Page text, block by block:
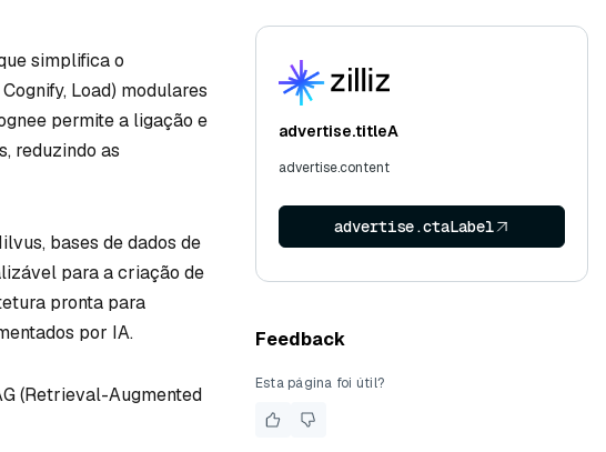
simplifica o
Load) modulares
permite a ligação e
reduzindo as
bases de dados de
para a criação de
pronta para
por IA.
(Retrieval-Augmented
advertise.titleA
advertise.content
advertise.ctaLabel
Feedback
Esta página foi útil?